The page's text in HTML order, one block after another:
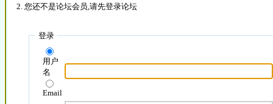
您还不是论坛会员,请先登录论坛
登录
用户
名
Email